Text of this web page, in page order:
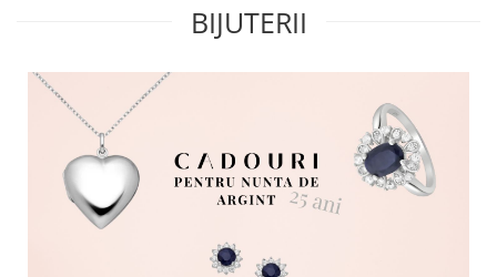
fost foarte bine protejata in
timpul transportului si frumos
BIJUTERII